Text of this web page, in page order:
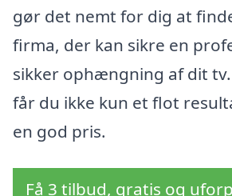
gør det nemt for dig at
firma, der kan sikre en
sikker ophængning af dit
får du ikke kun et flot
en god pris.
Få 3 tilbud, gratis og